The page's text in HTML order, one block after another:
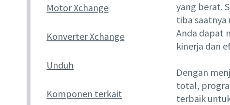
Motor Xchange
Konverter Xchange
Unduh
Komponen terkait
yang berat.
tiba
Anda dapat
kinerja dan
Dengan
total,
terbaik